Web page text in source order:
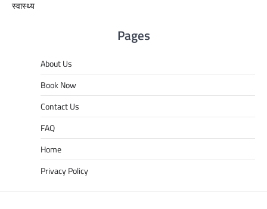
स्वास्थ्य
Pages
About Us
Book Now
Contact Us
FAQ
Home
Privacy Policy